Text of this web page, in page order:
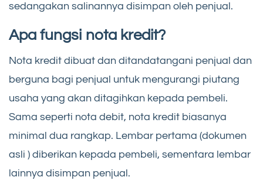
sedangakan salinannya disimpan oleh penjual.
Apa fungsi nota kredit?
Nota kredit dibuat dan ditandatangani penjual dan
berguna bagi penjual untuk mengurangi piutang
usaha yang akan ditagihkan kepada pembeli.
Sama seperti nota debit, nota kredit biasanya
minimal dua rangkap. Lembar pertama (dokumen
asli ) diberikan kepada pembeli, sementara lembar
lainnya disimpan penjual.